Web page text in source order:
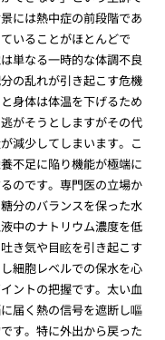
には熱中症の前段階であ
いることがほとんどで
単なる一時的な体調不良
の乱れが引き起こす危機
身体は体温を下げるため
がそうとしますがその代
減少してしまいます。こ
不足に陥り機能が極端に
のです。専門医の立場か
分のバランスを保った水
中のナトリウム濃度を低
き気や目眩を引き起こす
細胞レベルでの保水を心
ントの把握です。太い血
届く熱の信号を遮断し嘔
す。特に外出から戻った